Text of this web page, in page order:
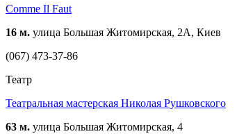
Comme Il Faut
16 м. улица Большая Житомирская, 2А, Киев
(067) 473-37-86
Театр
Театральная мастерская Николая Рушковского
63 м. улица Большая Житомирская, 4